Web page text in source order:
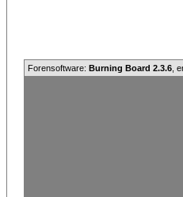
Forensoftware: Burning Board 2.3.6 ,